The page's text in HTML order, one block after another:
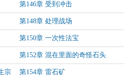
第146章 受到冲击
第148章 处理战场
第150章 一次性法宝
第152章 混在里面的奇怪石头
宗 第154章 雷石矿